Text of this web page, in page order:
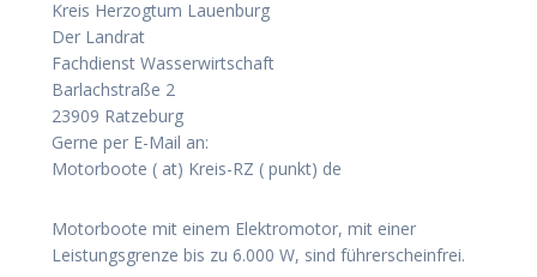
Kreis Herzogtum Lauenburg
Der Landrat
Fachdienst Wasserwirtschaft
Barlachstraße 2
23909 Ratzeburg
Gerne per E-Mail an:
Motorboote ( at) Kreis-RZ ( punkt) de
Motorboote mit einem Elektromotor, mit einer
Leistungsgrenze bis zu 6.000 W, sind führerscheinfrei.